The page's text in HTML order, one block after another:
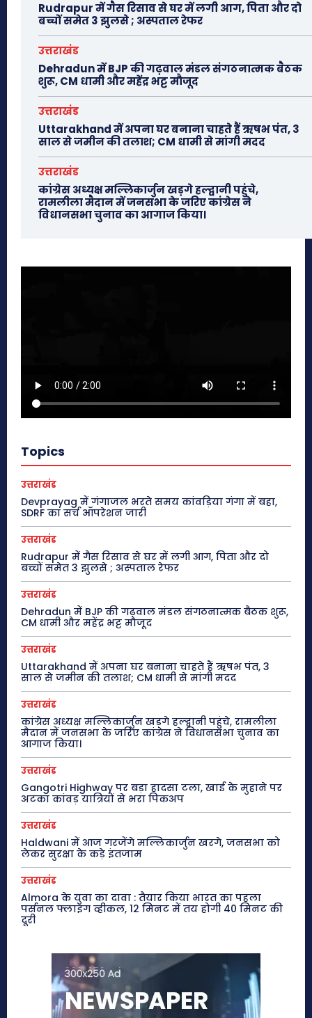
Rudrapur में गैस रिसाव से घर में लगी आग, पिता और दो
बच्चों समेत 3 झुलसे ; अस्पताल रेफर
उत्तराखंड
Dehradun में BJP की गढ़वाल मंडल संगठनात्मक बैठक
शुरू, CM धामी और महेंद्र भट्ट मौजूद
उत्तराखंड
Uttarakhand में अपना घर बनाना चाहते हैं ऋषभ पंत, 3
साल से जमीन की तलाश; CM धामी से मांगी मदद
उत्तराखंड
कांग्रेस अध्यक्ष मल्लिकार्जुन खड़गे हल्द्वानी पहुंचे,
रामलीला मैदान में जनसभा के जरिए कांग्रेस ने
विधानसभा चुनाव का आगाज किया।
Topics
उत्तराखंड
Devprayag में गंगाजल भरते समय कांवड़िया गंगा में बहा,
SDRF का सर्च ऑपरेशन जारी
उत्तराखंड
Rudrapur में गैस रिसाव से घर में लगी आग, पिता और दो
बच्चों समेत 3 झुलसे ; अस्पताल रेफर
उत्तराखंड
Dehradun में BJP की गढ़वाल मंडल संगठनात्मक बैठक शुरू,
CM धामी और महेंद्र भट्ट मौजूद
उत्तराखंड
Uttarakhand में अपना घर बनाना चाहते हैं ऋषभ पंत, 3
साल से जमीन की तलाश; CM धामी से मांगी मदद
उत्तराखंड
कांग्रेस अध्यक्ष मल्लिकार्जुन खड़गे हल्द्वानी पहुंचे, रामलीला
मैदान में जनसभा के जरिए कांग्रेस ने विधानसभा चुनाव का
आगाज किया।
उत्तराखंड
Gangotri Highway पर बड़ा हादसा टला, खाई के मुहाने पर
अटका कांवड़ यात्रियों से भरा पिकअप
उत्तराखंड
Haldwani में आज गरजेंगे मल्लिकार्जुन खरगे, जनसभा को
लेकर सुरक्षा के कड़े इंतजाम
उत्तराखंड
Almora के युवा का दावा : तैयार किया भारत का पहला
पर्सनल फ्लाइंग व्हीकल, 12 मिनट में तय होगी 40 मिनट की
दूरी